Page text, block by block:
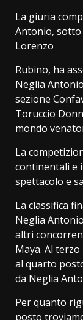
La giuria
Antonio, sotto
Lorenzo
Rubino, ha
Neglia
sezione
Toruccio
mondo
La
continentali e
spettacolo e
La classifica
Neglia
altri
Maya. Al
al quarto
da Neglia
Per quanto
posto